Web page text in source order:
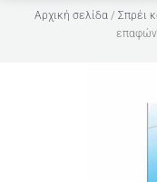
Αρχική σελίδα / Σπρέι
επαφών